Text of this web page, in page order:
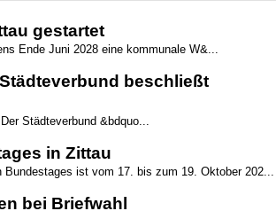
gestartet
Ende Juni 2028 eine kommunale W&...
beschließt
Städteverbund &bdquo...
in Zittau
ist vom 17. bis zum 19. Oktober 202...
bei Briefwahl